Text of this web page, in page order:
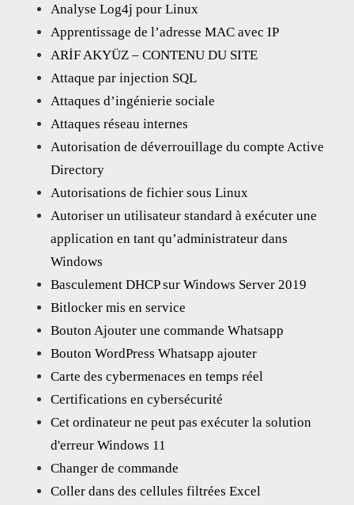
Analyse Log4j pour Linux
Apprentissage de l’adresse MAC avec IP
ARİF AKYÜZ – CONTENU DU SITE
Attaque par injection SQL
Attaques d’ingénierie sociale
Attaques réseau internes
Autorisation de déverrouillage du compte Active
Directory
Autorisations de fichier sous Linux
Autoriser un utilisateur standard à exécuter une
application en tant qu’administrateur dans
Windows
Basculement DHCP sur Windows Server 2019
Bitlocker mis en service
Bouton Ajouter une commande Whatsapp
Bouton WordPress Whatsapp ajouter
Carte des cybermenaces en temps réel
Certifications en cybersécurité
Cet ordinateur ne peut pas exécuter la solution
d'erreur Windows 11
Changer de commande
Coller dans des cellules filtrées Excel